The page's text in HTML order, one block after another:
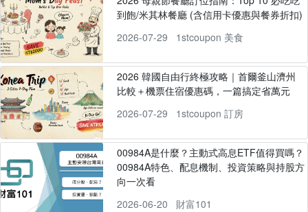
到飽/米其林餐廳 (含信用卡優惠與餐券折扣)
2026-07-29
1stcoupon 美食
2026 韓國自由行終極攻略｜首爾釜山濟州
比較＋機票住宿優惠碼，一篇搞定省萬元
2026-07-29
1stcoupon 訂房
00984A是什麼？主動式高息ETF值得買嗎？
00984A特色、配息機制、投資策略與持股方
向一次看
2026-06-20
財富101